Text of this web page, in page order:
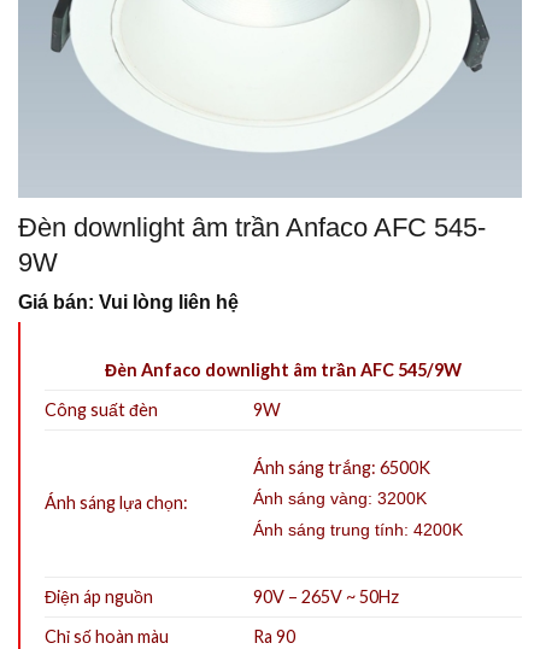
Đèn downlight âm trần Anfaco AFC 545-
9W
Giá bán: Vui lòng liên hệ
Đèn Anfaco downlight âm trần AFC 545/9W
Công suất đèn
9W
Ánh sáng lựa chọn:
Ánh sáng trắng: 6500K
Ánh sáng vàng: 3200K
Ánh sáng trung tính: 4200K
Điện áp nguồn
90V – 265V ~ 50Hz
Chỉ số hoàn màu
Ra 90